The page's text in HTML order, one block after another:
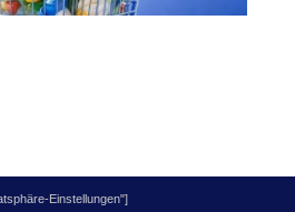
Einstellungen"]